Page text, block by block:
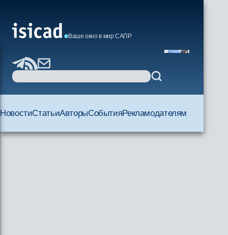
Ваше окно в мир САПР
НовостиСтатьиАвторыСобытияРекламодателям